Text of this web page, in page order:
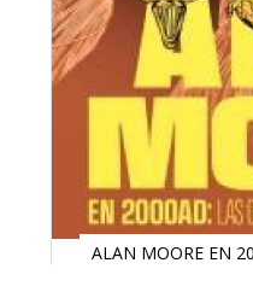
ALAN MOORE EN